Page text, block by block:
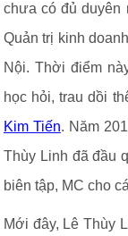
chưa có đủ duyên
Quản trị kinh
Nội. Thời điểm
học hỏi, trau dồi
Kim Tiến. Năm
Thùy Linh đã đầu
biên tập, MC cho
Mới đây, Lê Thùy